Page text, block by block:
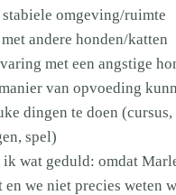
omgeving/ruimte
andere honden/katten
met een angstige
van opvoeding
dingen te doen (cursus,
spel)
wat geduld: omdat
we niet precies weten